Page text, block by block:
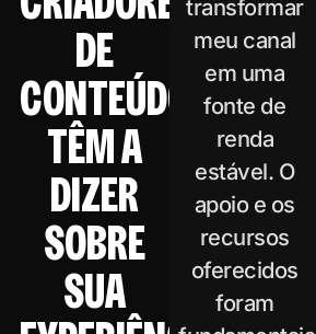
DE
CONTEÚDO
TÊM A
DIZER
SOBRE
SUA
transformar
meu canal
em uma
fonte de
renda
estável. O
apoio e os
recursos
oferecidos
foram